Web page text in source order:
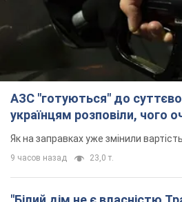
АЗС "готуються" до
українцям розповіли, чого
Як на заправках уже змінили
9 часов назад 23,0 т.